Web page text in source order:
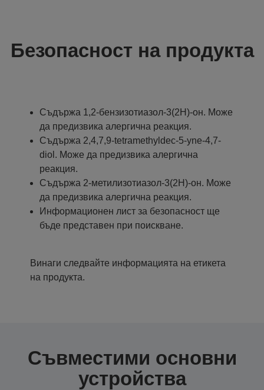
Безопасност на продукта
Съдържа 1,2-бензизотиазол-3(2H)-oн. Може
да предизвика алергична реакция.
Съдържа 2,4,7,9-tetramethyldec-5-yne-4,7-
diol. Може да предизвика алергична
реакция.
Съдържа 2-метилизотиазол-3(2H)-он. Може
да предизвика алергична реакция.
Информационен лист за безопасност ще
бъде представен при поискване.
Винаги следвайте информацията на етикета
на продукта.
Съвместими основни
устройства